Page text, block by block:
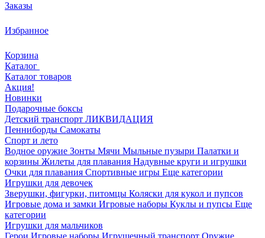
Заказы
Избранное
Корзина
Каталог
Каталог товаров
Акция!
Новинки
Подарочные боксы
Детский транспорт ЛИКВИДАЦИЯ
Пенниборды Самокаты
Спорт и лето
Водное оружие Зонты Мячи Мыльные пузыри Палатки и
корзины Жилеты для плавания Надувные круги и игрушки
Очки для плавания Спортивные игры Еще категории
Игрушки для девочек
Зверушки, фигурки, питомцы Коляски для кукол и пупсов
Игровые дома и замки Игровые наборы Куклы и пупсы Еще
категории
Игрушки для мальчиков
Герои Игровые наборы Игрушечный транспорт Оружие